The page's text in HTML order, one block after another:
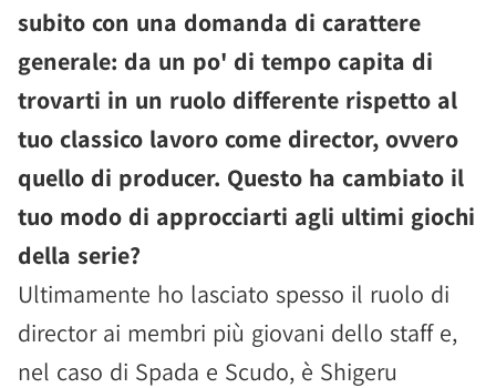
subito con una domanda di carattere
generale: da un po' di tempo capita di
trovarti in un ruolo differente rispetto al
tuo classico lavoro come director, ovvero
quello di producer. Questo ha cambiato il
tuo modo di approcciarti agli ultimi giochi
della serie?
Ultimamente ho lasciato spesso il ruolo di
director ai membri più giovani dello staff e,
nel caso di Spada e Scudo, è Shigeru